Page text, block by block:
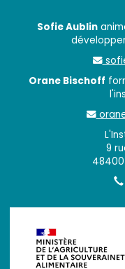
Sofie Aublin
Orane Bischoff
9